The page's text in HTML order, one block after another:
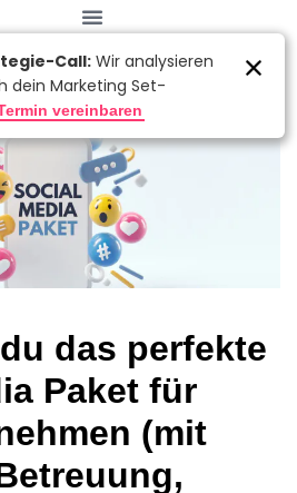
das perfekte
Paket für
(mit